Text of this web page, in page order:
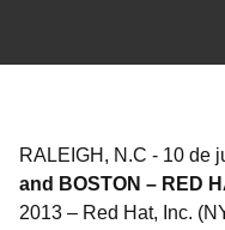
RALEIGH, N.C - 10 de
and BOSTON – RED
2013 – Red Hat, Inc.